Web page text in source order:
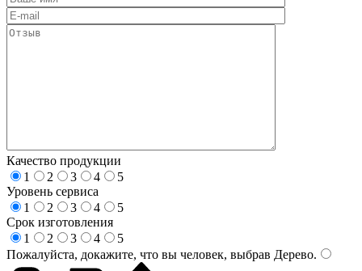
Качество продукции
1
2 3 4
5
Уровень сервиса
1
2 3 4
5
Срок изготовления
1
2 3 4
5
Пожалуйста, докажите, что вы человек, выбрав Дерево.